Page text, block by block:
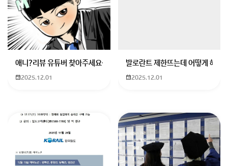
애니?리뷰 유튜버 찾아주세요ㅠㅠ 무슨 검정머리 남자 캐릭터에 더빙하
2025.12.01
발로란트 제한뜨는데 어떻게 해야
2025.12.01